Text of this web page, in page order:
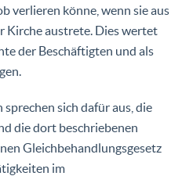
verlieren könne, wenn sie aus
Kirche austrete. Dies wertet
der Beschäftigten und als
sich dafür aus, die
die dort beschriebenen
Gleichbehandlungsgesetz
im